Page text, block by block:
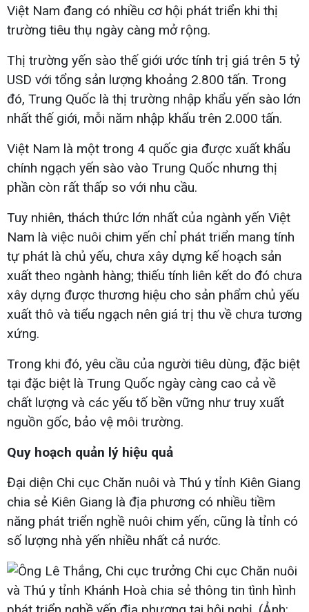
Việt Nam đang có nhiều cơ hội phát triển khi thị
trường tiêu thụ ngày càng mở rộng.
Thị trường yến sào thế giới ước tính trị giá trên 5 tỷ
USD với tổng sản lượng khoảng 2.800 tấn. Trong
đó, Trung Quốc là thị trường nhập khẩu yến sào lớn
nhất thế giới, mỗi năm nhập khẩu trên 2.000 tấn.
Việt Nam là một trong 4 quốc gia được xuất khẩu
chính ngạch yến sào vào Trung Quốc nhưng thị
phần còn rất thấp so với nhu cầu.
Tuy nhiên, thách thức lớn nhất của ngành yến Việt
Nam là việc nuôi chim yến chỉ phát triển mang tính
tự phát là chủ yếu, chưa xây dựng kế hoạch sản
xuất theo ngành hàng; thiếu tính liên kết do đó chưa
xây dựng được thương hiệu cho sản phẩm chủ yếu
xuất thô và tiểu ngạch nên giá trị thu về chưa tương
xứng.
Trong khi đó, yêu cầu của người tiêu dùng, đặc biệt
tại đặc biệt là Trung Quốc ngày càng cao cả về
chất lượng và các yếu tố bền vững như truy xuất
nguồn gốc, bảo vệ môi trường.
Quy hoạch quản lý hiệu quả
Đại diện Chi cục Chăn nuôi và Thú y tỉnh Kiên Giang
chia sẻ Kiên Giang là địa phương có nhiều tiềm
năng phát triển nghề nuôi chim yến, cũng là tỉnh có
số lượng nhà yến nhiều nhất cả nước.